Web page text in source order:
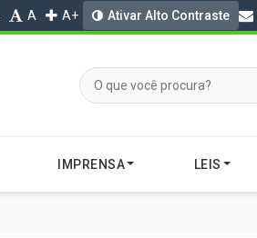
A A+ Ativar Alto Contraste
IMPRENSA LEIS